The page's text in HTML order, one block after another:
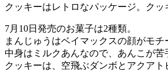
クッキーはレトロなパッケージ。ク
7月10日発売のお菓子は2種類。
まんじゅうはベイマックスの顔がモチ
中身はミルクあんなので、あんこが苦
クッキーは、空飛ぶダンボとアクア